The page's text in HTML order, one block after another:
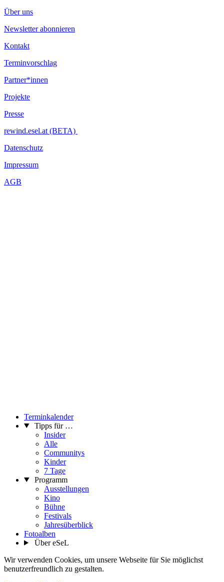
Über uns
Newsletter abonnieren
Kontakt
Terminvorschlag
Partner*innen
Projekte
Presse
rewind.esel.at (BETA)
Datenschutz
Impressum
AGB
Terminkalender
Tipps für …
Insider
Alle
Communitys
Kinder
7 Tage
Programm
Ausstellungen
Kino
Bühne
Festivals
Jahresüberblick
Fotoalben
Über eSeL
Wir verwenden Cookies, um unsere Webseite für Sie möglichst
benutzerfreundlich zu gestalten.